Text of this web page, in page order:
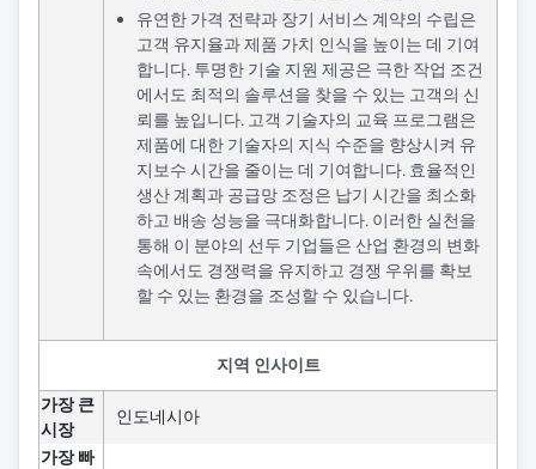
유연한 가격 전략과 장기 서비스 계약의 수립은
고객 유지율과 제품 가치 인식을 높이는 데 기여
합니다. 투명한 기술 지원 제공은 극한 작업 조건
에서도 최적의 솔루션을 찾을 수 있는 고객의 신
뢰를 높입니다. 고객 기술자의 교육 프로그램은
제품에 대한 기술자의 지식 수준을 향상시켜 유
지보수 시간을 줄이는 데 기여합니다. 효율적인
생산 계획과 공급망 조정은 납기 시간을 최소화
하고 배송 성능을 극대화합니다. 이러한 실천을
통해 이 분야의 선두 기업들은 산업 환경의 변화
속에서도 경쟁력을 유지하고 경쟁 우위를 확보
할 수 있는 환경을 조성할 수 있습니다.
지역 인사이트
가장 큰
시장
인도네시아
가장 빠